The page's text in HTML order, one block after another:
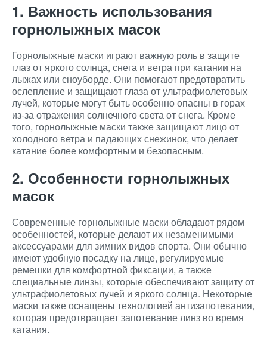
1. Важность использования
горнолыжных масок
Горнолыжные маски играют важную роль в защите
глаз от яркого солнца, снега и ветра при катании на
лыжах или сноуборде. Они помогают предотвратить
ослепление и защищают глаза от ультрафиолетовых
лучей, которые могут быть особенно опасны в горах
из-за отражения солнечного света от снега. Кроме
того, горнолыжные маски также защищают лицо от
холодного ветра и падающих снежинок, что делает
катание более комфортным и безопасным.
2. Особенности горнолыжных
масок
Современные горнолыжные маски обладают рядом
особенностей, которые делают их незаменимыми
аксессуарами для зимних видов спорта. Они обычно
имеют удобную посадку на лице, регулируемые
ремешки для комфортной фиксации, а также
специальные линзы, которые обеспечивают защиту от
ультрафиолетовых лучей и яркого солнца. Некоторые
маски также оснащены технологией антизапотевания,
которая предотвращает запотевание линз во время
катания.